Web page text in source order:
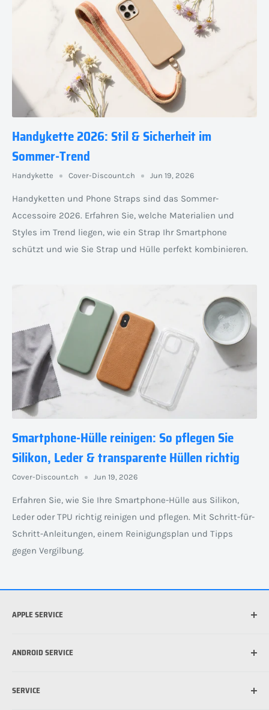
Handykette 2026: Stil & Sicherheit im
Sommer-Trend
Handykette Cover-Discount.ch Jun 19, 2026
Handyketten und Phone Straps sind das Sommer-
Accessoire 2026. Erfahren Sie, welche Materialien und
Styles im Trend liegen, wie ein Strap Ihr Smartphone
schützt und wie Sie Strap und Hülle perfekt kombinieren.
Smartphone-Hülle reinigen: So pflegen Sie
Silikon, Leder & transparente Hüllen richtig
Cover-Discount.ch Jun 19, 2026
Erfahren Sie, wie Sie Ihre Smartphone-Hülle aus Silikon,
Leder oder TPU richtig reinigen und pflegen. Mit Schritt-für-
Schritt-Anleitungen, einem Reinigungsplan und Tipps
gegen Vergilbung.
APPLE SERVICE
Welche iPad habe ich?
Was ist MagSafe?
ANDROID SERVICE
Schutzfolie für Handy anbringen: So funktioniert's
SERVICE